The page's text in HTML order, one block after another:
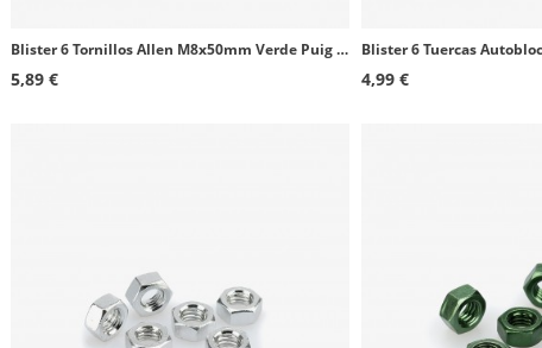
Blister 6 Tornillos Allen M8x50mm Verde Puig 0524V
5,89 € 4,99 €